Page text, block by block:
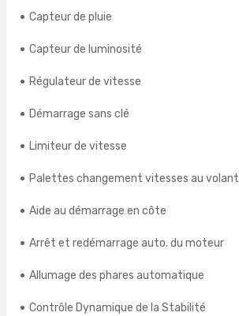
Capteur de pluie
Capteur de luminosité
Régulateur de vitesse
Démarrage sans clé
Limiteur de vitesse
Palettes changement vitesses au volant
Aide au démarrage en côte
Arrêt et redémarrage auto. du moteur
Allumage des phares automatique
Contrôle Dynamique de la Stabilité